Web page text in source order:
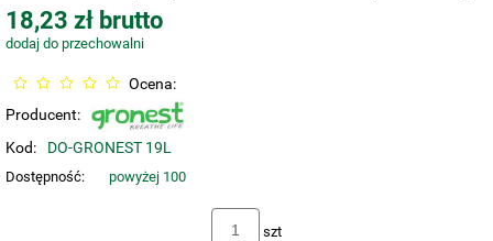
18,23 zł brutto
dodaj do przechowalni
Ocena:
Producent:
Kod:
DO-GRONEST 19L
Dostępność: powyżej 100
szt